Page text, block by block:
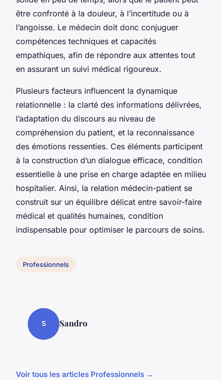
être confronté à la douleur, à l’incertitude ou à
l’angoisse. Le médecin doit donc conjuguer
compétences techniques et capacités
empathiques, afin de répondre aux attentes tout
en assurant un suivi médical rigoureux.
Plusieurs facteurs influencent la dynamique
relationnelle : la clarté des informations délivrées,
l’adaptation du discours au niveau de
compréhension du patient, et la reconnaissance
des émotions ressenties. Ces éléments participent
à la construction d’un dialogue efficace, condition
essentielle à une prise en charge adaptée en milieu
hospitalier. Ainsi, la relation médecin-patient se
construit sur un équilibre délicat entre savoir-faire
médical et qualités humaines, condition
indispensable pour optimiser le parcours de soins.
Professionnels
S Sandro
Voir tous les articles Professionnels →